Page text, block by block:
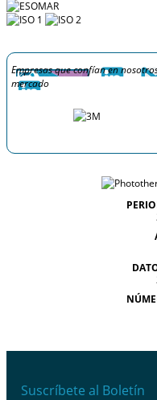
Empresas que confían en
mercado
Suscríbete al Boletín